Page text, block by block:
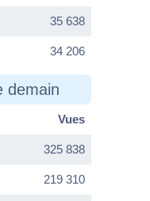
35 638
34 206
demain
Vues
325 838
219 310